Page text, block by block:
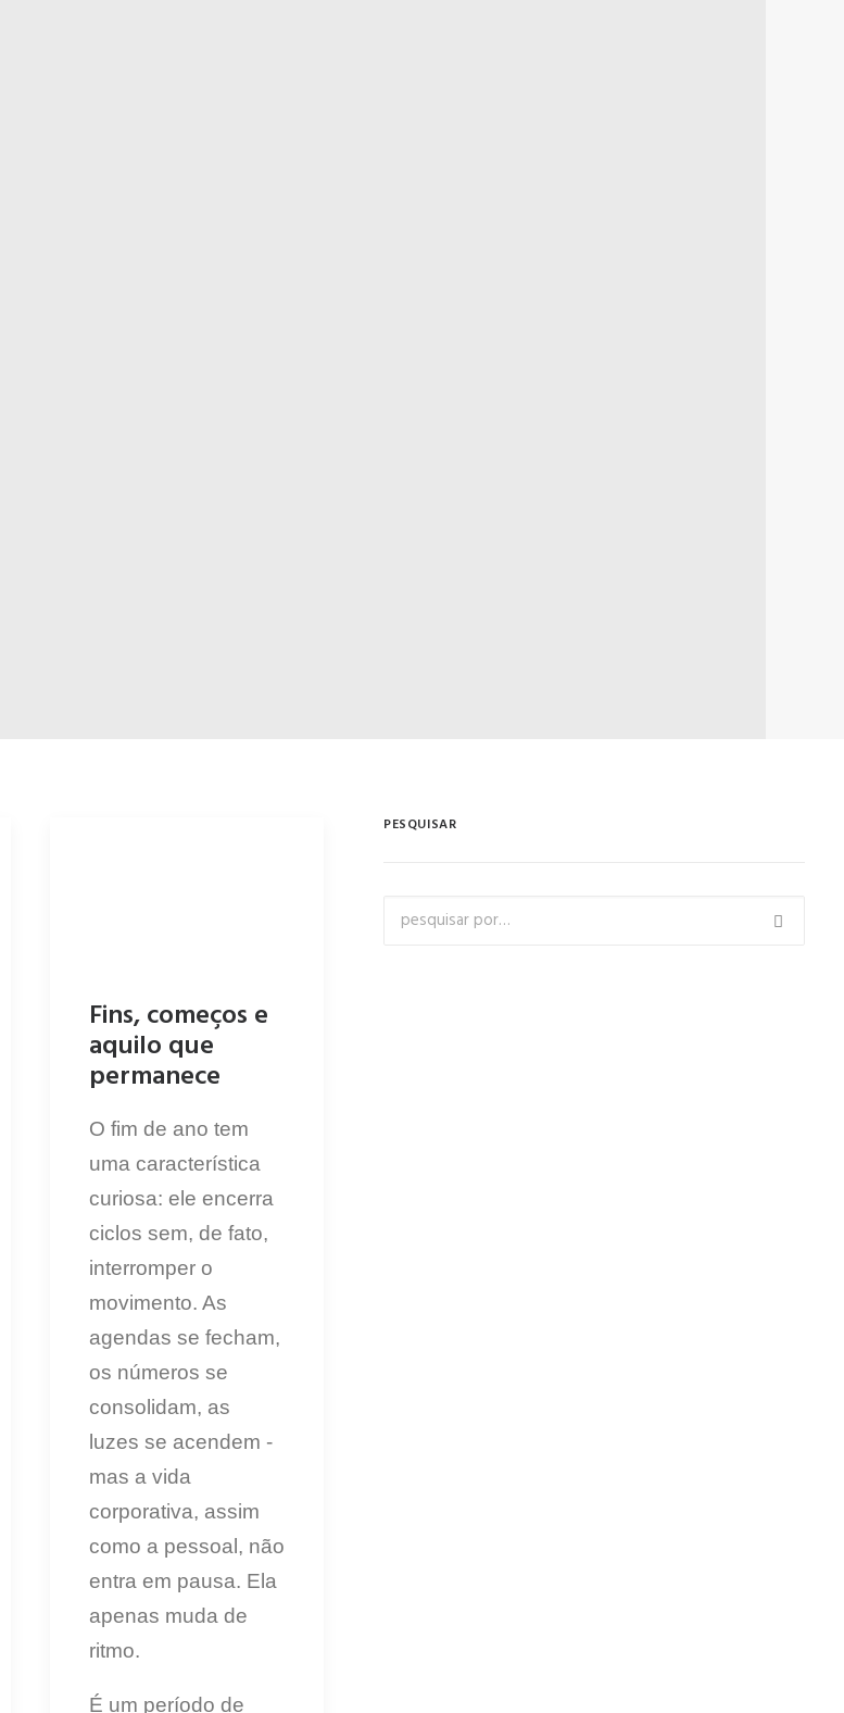
Fins, começos e
aquilo que
permanece
O fim de ano tem
uma característica
curiosa: ele encerra
ciclos sem, de fato,
interromper o
movimento. As
agendas se fecham,
os números se
consolidam, as
luzes se acendem -
mas a vida
corporativa, assim
como a pessoal, não
entra em pausa. Ela
apenas muda de
ritmo.
É um período de
PESQUISAR